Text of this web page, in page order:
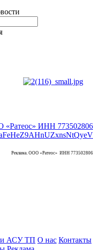
Реклама. ООО «Ратеос» ИНН
АСУ ТП О нас Контакты